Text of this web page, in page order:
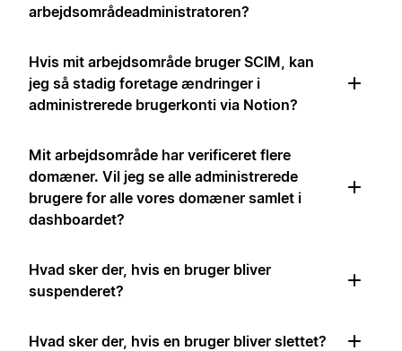
arbejdsområdeadministratoren?
Hvis mit arbejdsområde bruger SCIM, kan
jeg så stadig foretage ændringer i
administrerede brugerkonti via Notion?
Mit arbejdsområde har verificeret flere
domæner. Vil jeg se alle administrerede
brugere for alle vores domæner samlet i
dashboardet?
Hvad sker der, hvis en bruger bliver
suspenderet?
Hvad sker der, hvis en bruger bliver slettet?